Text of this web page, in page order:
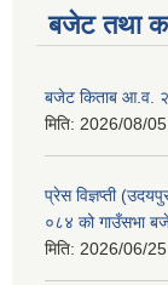
बजेट तथा
बजेट किताब आ.व.
मिति: 2026/08/
प्रेस विज्ञप्ती
०८४ को गाउँसभा
मिति: 2026/06/